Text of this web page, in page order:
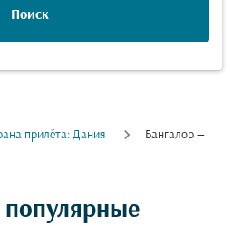
Поиск
прилёта: Дания
Бангалор —
свой маршрут